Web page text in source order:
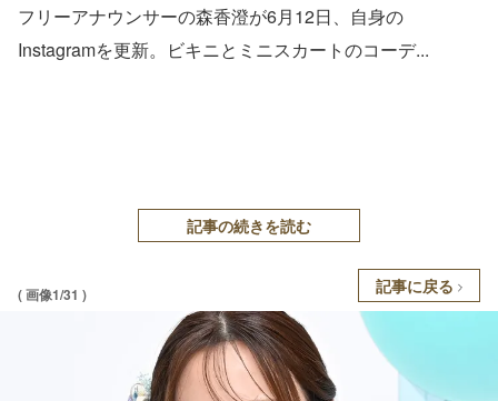
フリーアナウンサーの森香澄が6月12日、自身の
Instagramを更新。ビキニとミニスカートのコーデ...
記事の続きを読む
( 画像1/31 ) 記事に戻る